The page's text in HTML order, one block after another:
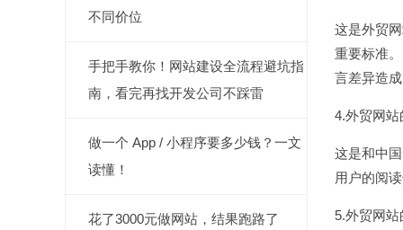
不同价位
手把手教你！网站建设全流程避坑指
南，看完再找开发公司不踩雷
做一个 App / 小程序要多少钱？一文
读懂！
花了3000元做网站，结果跑路了
这是外贸
重要标准
言差异造
4.外贸网站
这是和中
用户的阅
5.外贸网